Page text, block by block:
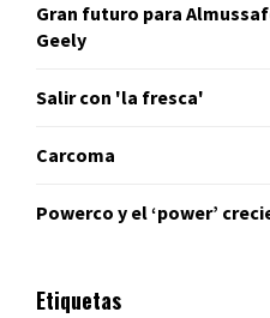
Gran futuro para
Geely
Salir con 'la fresca'
Carcoma
Powerco y el ‘power’
Etiquetas